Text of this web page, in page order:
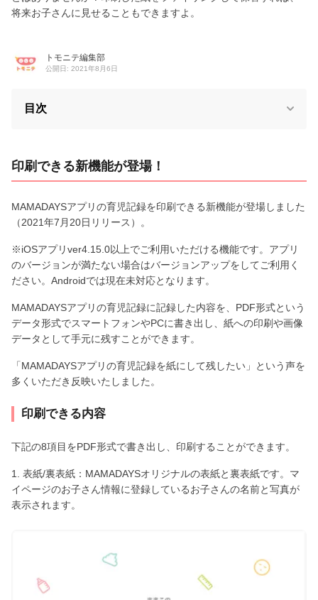
将来お子さんに見せることもできますよ。
トモニテ編集部
公開日: 2021年8月6日
目次
印刷できる新機能が登場！
MAMADAYSアプリの育児記録を印刷できる新機能が登場しました
（2021年7月20日リリース）。
※iOSアプリver4.15.0以上でご利用いただける機能です。アプリ
のバージョンが満たない場合はバージョンアップをしてご利用く
ださい。Androidでは現在未対応となります。
MAMADAYSアプリの育児記録に記録した内容を、PDF形式という
データ形式でスマートフォンやPCに書き出し、紙への印刷や画像
データとして手元に残すことができます。
「MAMADAYSアプリの育児記録を紙にして残したい」という声を
多くいただき反映いたしました。
印刷できる内容
下記の8項目をPDF形式で書き出し、印刷することができます。
1. 表紙/裏表紙：MAMADAYSオリジナルの表紙と裏表紙です。マ
イページのお子さん情報に登録しているお子さんの名前と写真が
表示されます。